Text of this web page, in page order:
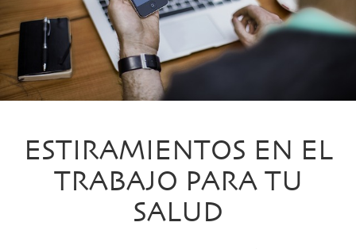
ESTIRAMIENTOS EN EL
TRABAJO PARA TU
SALUD